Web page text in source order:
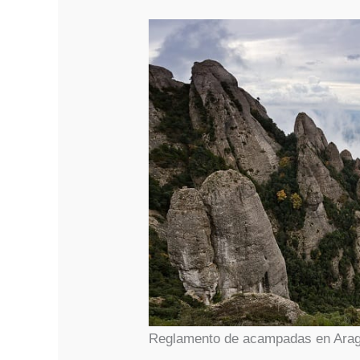
Reglamento de acampadas en